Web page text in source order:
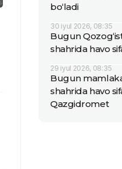
bo‘ladi
30 iyul 2026, 08:35
Bugun
shahrida havo
29 iyul 2026, 08:35
Bugun
shahrida havo
Qazgidromet